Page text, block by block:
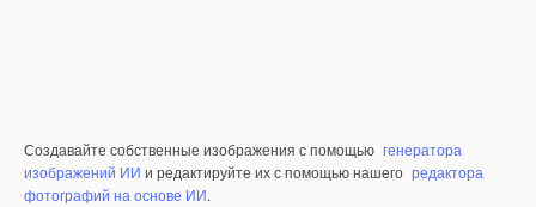
Создавайте собственные изображения с помощью генератора
изображений ИИ и редактируйте их с помощью нашего редактора
фотографий на основе ИИ.